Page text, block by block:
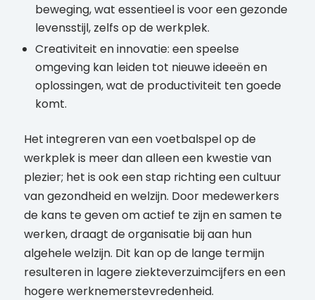
beweging, wat essentieel is voor een gezonde
levensstijl, zelfs op de werkplek.
Creativiteit en innovatie: een speelse
omgeving kan leiden tot nieuwe ideeën en
oplossingen, wat de productiviteit ten goede
komt.
Het integreren van een voetbalspel op de
werkplek is meer dan alleen een kwestie van
plezier; het is ook een stap richting een cultuur
van gezondheid en welzijn. Door medewerkers
de kans te geven om actief te zijn en samen te
werken, draagt de organisatie bij aan hun
algehele welzijn. Dit kan op de lange termijn
resulteren in lagere ziekteverzuimcijfers en een
hogere werknemerstevredenheid.